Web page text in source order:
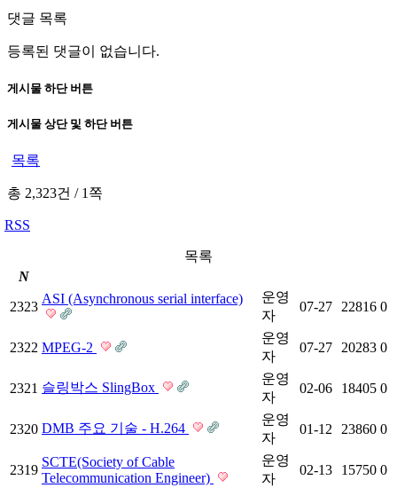
댓글 목록
등록된 댓글이 없습니다.
게시물 하단 버튼
게시물 상단 및 하단 버튼
목록
총 2,323건 /1쪽
RSS
목록
N
2323
ASI (Asynchronous serial interface)
운영
자
07-27 22816 0
2322 MPEG-2
운영
자
07-27 20283 0
2321 슬링박스 SlingBox
운영
자
02-06 18405 0
2320 DMB 주요 기술 - H.264
운영
자
01-12 23860 0
2319
SCTE(Society of Cable
Telecommunication Engineer)
운영
자
02-13 15750 0